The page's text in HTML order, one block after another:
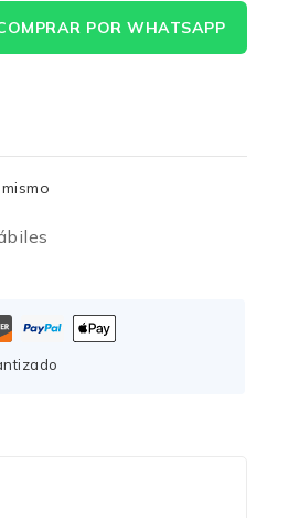
POR WHATSAPP